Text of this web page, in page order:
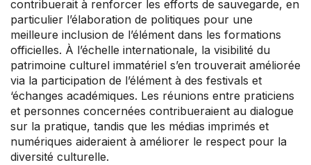
contribuerait à renforcer les efforts de sauvegarde, en
particulier l’élaboration de politiques pour une
meilleure inclusion de l’élément dans les formations
officielles. À l’échelle internationale, la visibilité du
patrimoine culturel immatériel s’en trouverait améliorée
via la participation de l’élément à des festivals et
‘échanges académiques. Les réunions entre praticiens
et personnes concernées contribueraient au dialogue
sur la pratique, tandis que les médias imprimés et
numériques aideraient à améliorer le respect pour la
diversité culturelle.